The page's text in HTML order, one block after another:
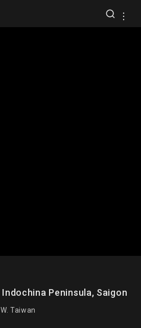
Indochina Peninsula, Saigon
劉其偉 臺灣 Liu Max C.W. Taiwan